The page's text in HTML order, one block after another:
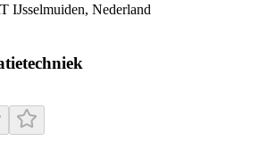
IJsselmuiden, Nederland